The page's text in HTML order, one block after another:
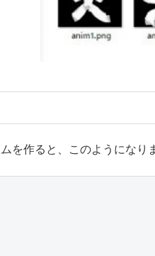
を作ると、このようになり